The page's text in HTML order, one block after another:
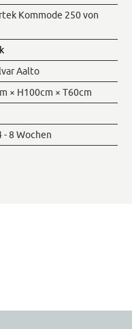
Kommode 250 von
Aalto
× H100cm × T60cm
- 8 Wochen